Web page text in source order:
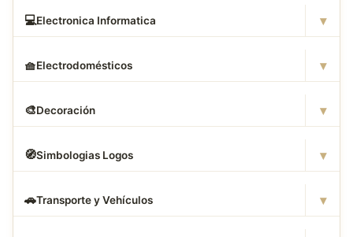
💻Electronica Informatica ▾
🧺Electrodomésticos ▾
🎨Decoración ▾
🧭Simbologias Logos ▾
🚗Transporte y Vehículos ▾